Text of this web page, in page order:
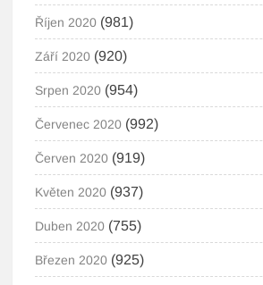
Říjen 2020 (981)
Září 2020 (920)
Srpen 2020 (954)
Červenec 2020 (992)
Červen 2020 (919)
Květen 2020 (937)
Duben 2020 (755)
Březen 2020 (925)